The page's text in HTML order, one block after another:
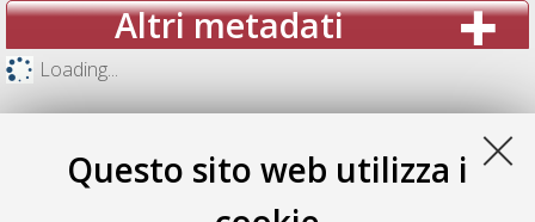
Questo sito web utilizza i
Altri metadati
Loading...